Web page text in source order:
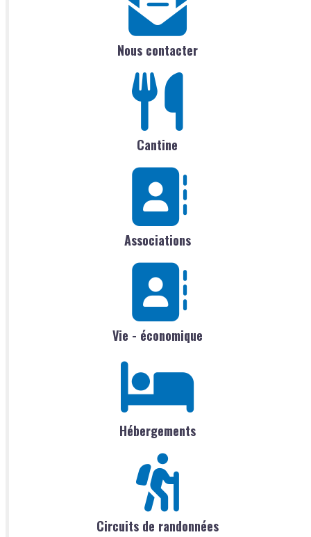
Nous contacter
Cantine
Associations
Vie - économique
Hébergements
Circuits de randonnées